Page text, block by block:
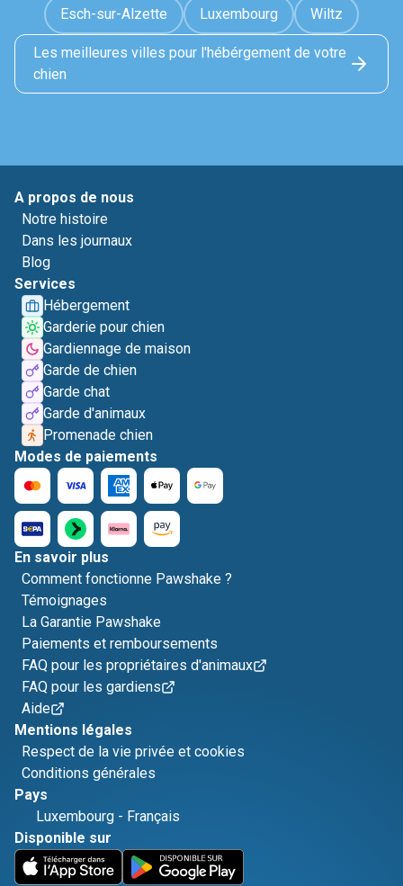
Esch-sur-Alzette Luxembourg Wiltz
Les meilleures villes pour l'hébérgement de votre
chien
A propos de nous
Notre histoire
Dans les journaux
Blog
Services
Hébergement
Garderie pour chien
Gardiennage de maison
Garde de chien
Garde chat
Garde d'animaux
Promenade chien
Modes de paiements
En savoir plus
Comment fonctionne Pawshake ?
Témoignages
La Garantie Pawshake
Paiements et remboursements
FAQ pour les propriétaires d'animaux
FAQ pour les gardiens
Aide
Mentions légales
Respect de la vie privée et cookies
Conditions générales
Pays
Luxembourg - Français
Disponible sur